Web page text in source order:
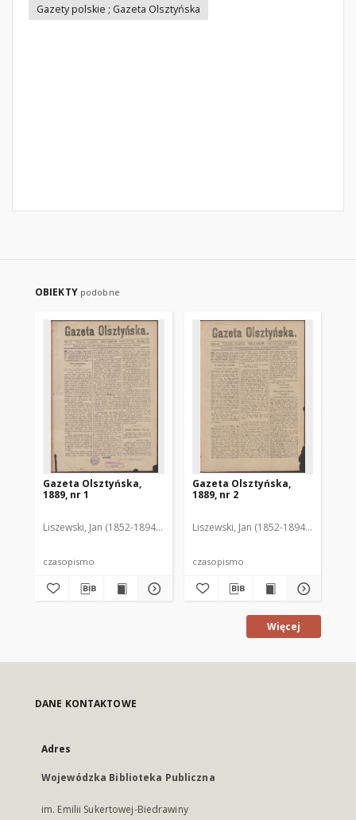
Gazety polskie ; Gazeta Olsztyńska
OBIEKTY podobne
Gazeta Olsztyńska,
1889, nr 1
Liszewski, Jan (1852-1894). Red.
czasopismo
Gazeta Olsztyńska,
1889, nr 2
Liszewski, Jan (1852-1894). Red.
czasopismo
Więcej
DANE KONTAKTOWE
Adres
Wojewódzka Biblioteka Publiczna
im. Emilii Sukertowej-Biedrawiny